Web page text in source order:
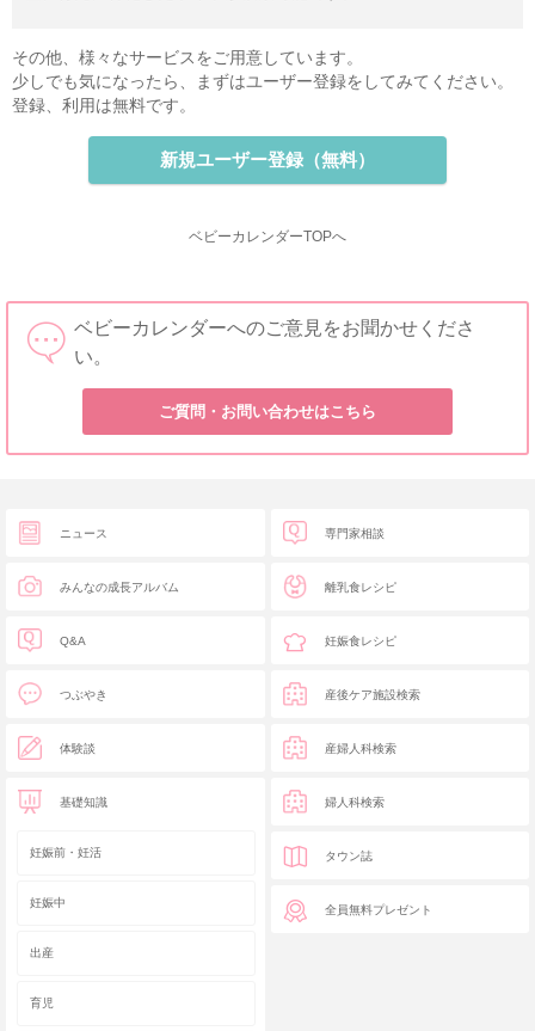
その他、様々なサービスをご用意しています。
少しでも気になったら、まずはユーザー登録をしてみてください。
登録、利用は無料です。
新規ユーザー登録（無料）
ベビーカレンダーTOPへ
ベビーカレンダーへのご意見をお聞かせくださ
い。
ご質問・お問い合わせはこちら
ニュース
みんなの成長アルバム
Q&A
つぶやき
体験談
基礎知識
妊娠前・妊活
妊娠中
出産
育児
専門家相談
離乳食レシピ
妊娠食レシピ
産後ケア施設検索
産婦人科検索
婦人科検索
タウン誌
全員無料プレゼント